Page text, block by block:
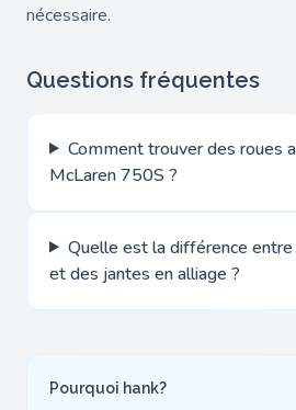
nécessaire.
Questions fréquentes
Comment trouver des roues
McLaren 750S ?
Quelle est la différence
et des jantes en alliage ?
Pourquoi hank?